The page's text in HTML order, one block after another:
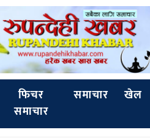
फिचर
समाचार
समाचार खेल